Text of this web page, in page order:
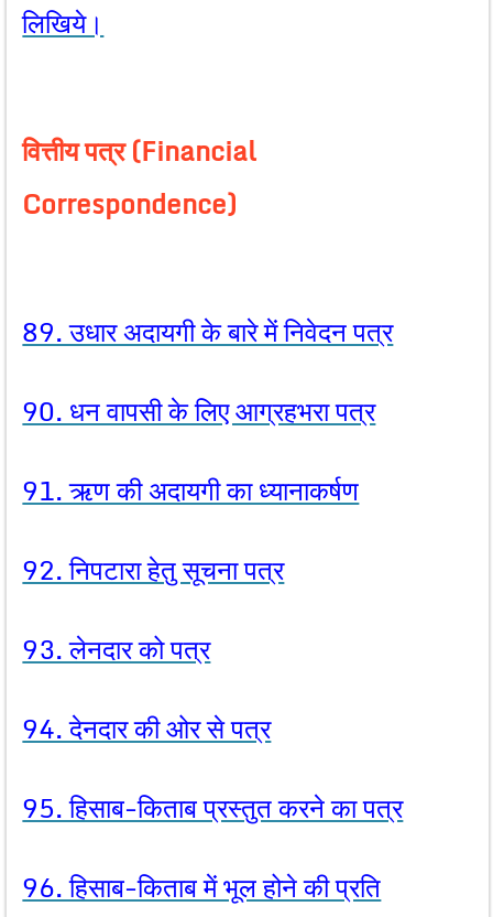
लिखिये।
वित्तीय पत्र (Financial
Correspondence)
89. उधार अदायगी के बारे में निवेदन पत्र
90. धन वापसी के लिए आग्रहभरा पत्र
91. ऋण की अदायगी का ध्यानाकर्षण
92. निपटारा हेतु सूचना पत्र
93. लेनदार को पत्र
94. देनदार की ओर से पत्र
95. हिसाब-किताब प्रस्तुत करने का पत्र
96. हिसाब-किताब में भूल होने की प्रति